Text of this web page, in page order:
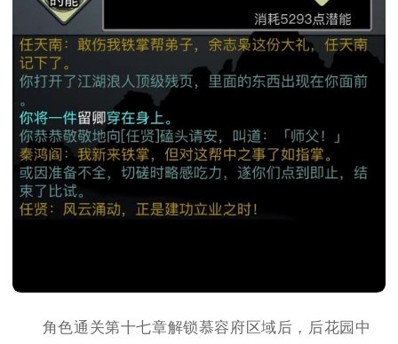
角色通关第十七章解锁慕容府区域后，后花园中